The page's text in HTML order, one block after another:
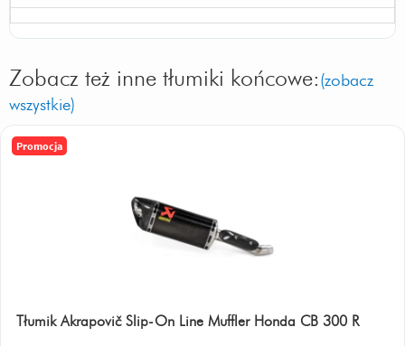
Zobacz też inne tłumiki końcowe: (zobacz
wszystkie)
Promocja
Tłumik Akrapovič Slip-On Line Muffler Honda CB 300 R